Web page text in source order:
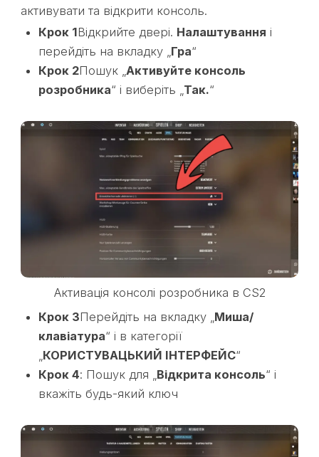
активувати та відкрити консоль.
Крок 1Відкрийте двері. Налаштування і
перейдіть на вкладку „Гра“
Крок 2Пошук „Активуйте консоль
розробника“ і виберіть „Так.“
Активація консолі розробника в CS2
Крок 3Перейдіть на вкладку „ Миша/
клавіатура“ і в категорії
КОРИСТУВАЦЬКИЙ ІНТЕРФЕЙС“
Крок 4: Пошук для „ Відкрита консоль“ і
вкажіть будь-який ключ